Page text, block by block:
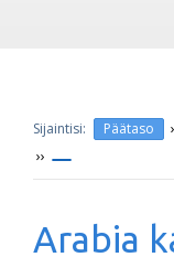
Päätaso
››
Arabia